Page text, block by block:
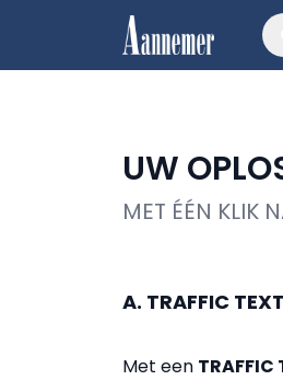
UW
MET ÉÉN KLIK
A. TRAFFIC
Met een TRAFFIC